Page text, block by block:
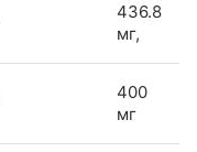
436.8
мг,
400
мг